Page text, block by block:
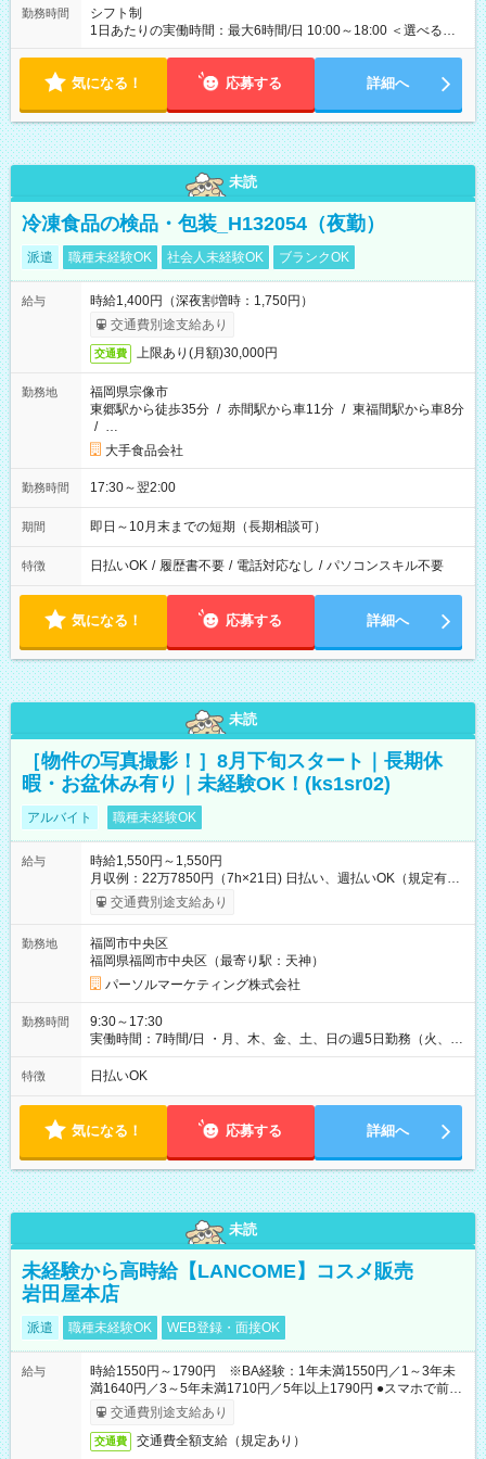
形態：中途採用（契約社員） 給与：本採用時と同じです。 ※試
用期間は2ヶ月で、その間は有期契約です。そのほかの条件に変
間3ヶ月になります。
勤務時間
シフト制
1日あたりの実働時間：最大6時間/日 10:00～18:00 ＜選べるシ
フト＞ (1)10:00～16:00 (2)10:00～17:00 (3)10:00～18:00 ◎
（希望シフト制） ◎原則定時退社／残業はほとんどありませ
気になる！ 応募する 詳細へ
未読
冷凍食品の検品・包装_H132054（夜勤）
派遣 職種未経験OK 社会人未経験OK ブランクOK
給与
時給1,400円（深夜割増時：1,750円）
交通費別途支給あり
交通費 上限あり(月額)30,000円
勤務地
福岡県宗像市
東郷駅から徒歩35分 / 赤間駅から車11分 / 東福間駅から車8分
/ …
大手食品会社
勤務時間 17:30～翌2:00
期間 即日～10月末までの短期（長期相談可）
特徴 日払いOK / 履歴書不要 / 電話対応なし / パソコンスキル不要
気になる！ 応募する 詳細へ
未読
［物件の写真撮影！］8月下旬スタート｜長期休
暇・お盆休み有り｜未経験OK！(ks1sr02)
アルバイト 職種未経験OK
給与
時給1,550円～1,550円
月収例：22万7850円（7h×21日) 日払い、週払いOK（規定有
り） 【試用期間】試用期間なし
交通費別途支給あり
勤務地
福岡市中央区
福岡県福岡市中央区（最寄り駅：天神）
パーソルマーケティング株式会社
勤務時間
9:30～17:30
実働時間：7時間/日 ・月、木、金、土、日の週5日勤務（火、水
は固定休です／GW、お盆、年末年始等、長期休暇有り！） ・
ワンシフト！ ・残業ほぼナシ（0～5h/月）
特徴 日払いOK
気になる！ 応募する 詳細へ
未読
未経験から高時給【LANCOME】コスメ販売
岩田屋本店
派遣 職種未経験OK WEB登録・面接OK
給与
時給1550円～1790円 ※BA経験：1年未満1550円／1～3年未
満1640円／3～5年未満1710円／5年以上1790円 ●スマホで前払
いOK（※上限、条件あり）
交通費別途支給あり
交通費 交通費全額支給（規定あり）